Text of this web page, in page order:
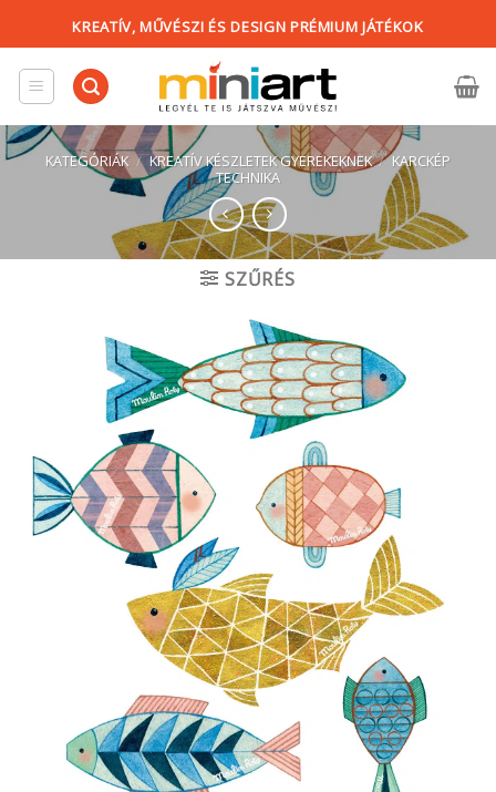
content
KREATÍV, MŰVÉSZI ÉS DESIGN PRÉMIUM JÁTÉKOK
KATEGÓRIÁK / KREATÍV KÉSZLETEK GYEREKEKNEK / KARCKÉP
TECHNIKA
SZŰRÉS